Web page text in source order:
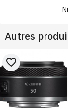
Autres
favorite_border